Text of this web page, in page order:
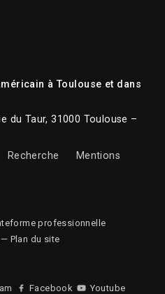
à Toulouse et dans
du Taur, 31000 Toulouse –
Recherche
Mentions
professionnelle
— Plan du site
Facebook Youtube